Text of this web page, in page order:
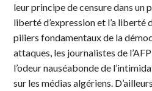
leur principe de censure dans un
liberté d’expression et l’a liberté
piliers fondamentaux de la
attaques, les journalistes de
l’odeur nauséabonde de
sur les médias algériens.